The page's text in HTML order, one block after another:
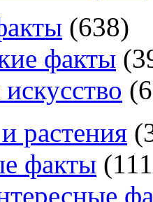
(638)
факты (
(
растения (
факты (111